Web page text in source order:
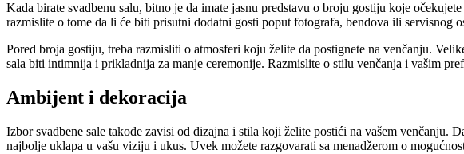
Kada birate svadbenu salu, bitno je da imate jasnu predstavu o broju gostiju koje
razmislite o tome da li će biti prisutni dodatni gosti poput fotografa, bendova ili servisnog
Pored broja gostiju, treba razmisliti o atmosferi koju želite da postignete na venčanju.
sala biti intimnija i prikladnija za manje ceremonije. Razmislite o stilu venčanja i vašim
Ambijent i dekoracija
Izbor svadbene sale takođe zavisi od dizajna i stila koji želite postići na vašem venčanju.
najbolje uklapa u vašu viziju i ukus. Uvek možete razgovarati sa menadžerom o